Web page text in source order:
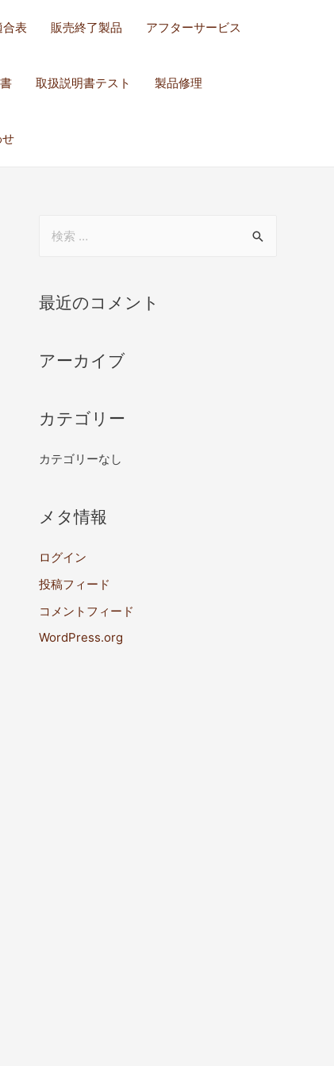
合表 販売終了製品 アフターサービス
取扱説明書テスト 製品修理
最近のコメント
アーカイブ
カテゴリー
カテゴリーなし
メタ情報
ログイン
投稿フィード
コメントフィード
WordPress.org